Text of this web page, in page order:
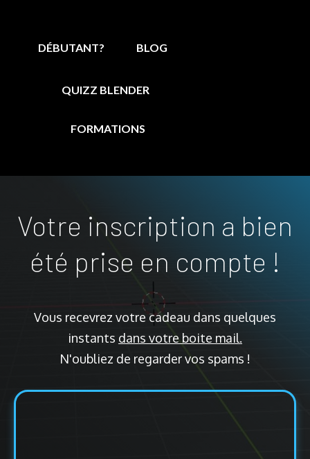
DÉBUTANT? BLOG
QUIZZ BLENDER
FORMATIONS
Votre inscription a bien
été prise en compte !
Vous recevrez votre cadeau dans quelques
instants dans votre boite mail.
N'oubliez de regarder vos spams !